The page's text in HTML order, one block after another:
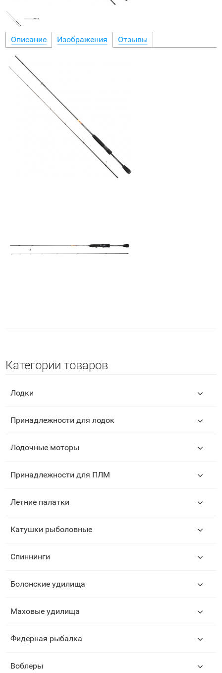
Описание Изображения Отзывы
Категории товаров
Лодки
Принадлежности для лодок
Лодочные моторы
Принадлежности для ПЛМ
Летние палатки
Катушки рыболовные
Спиннинги
Болонские удилища
Маховые удилища
Фидерная рыбалка
Воблеры